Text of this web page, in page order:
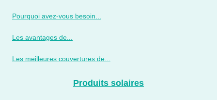
Pourquoi avez-vous besoin...
Les avantages de...
Les meilleures couvertures de...
Produits solaires